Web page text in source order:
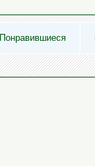
Понравившиеся